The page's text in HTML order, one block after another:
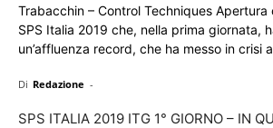
Trabacchin – Control Techniques
SPS Italia 2019 che, nella prima giornata,
un’affluenza record, che ha messo in crisi
Di Redazione -
SPS ITALIA 2019 ITG 1° GIORNO – IN